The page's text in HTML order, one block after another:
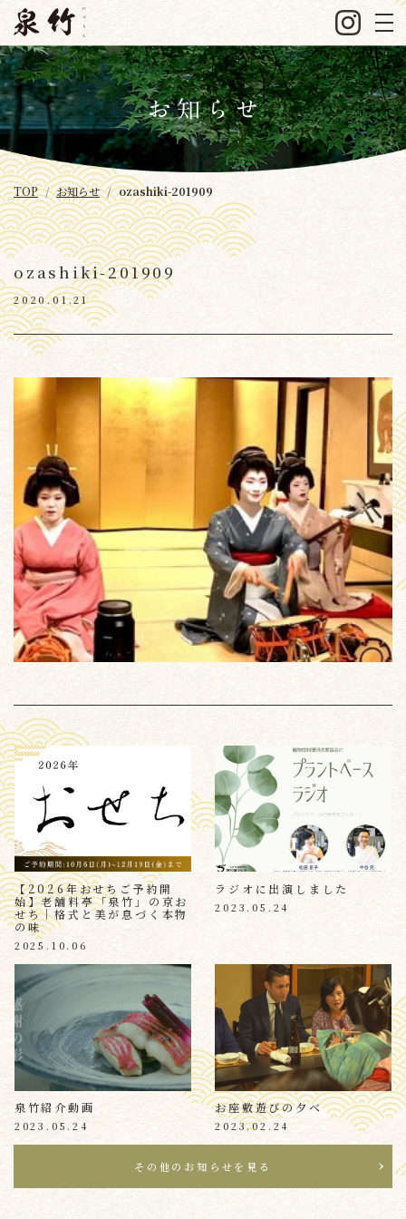
TOP お知らせ ozashiki-201909
ozashiki-201909
2020.01.21
【2026年おせちご予約開
始】老舗料亭「泉竹」の京お
せち｜格式と美が息づく本物
の味
2025.10.06
ラジオに出演しました
2023.05.24
泉竹紹介動画
2023.05.24
お座敷遊びの夕べ
2023.02.24
その他のお知らせを見る